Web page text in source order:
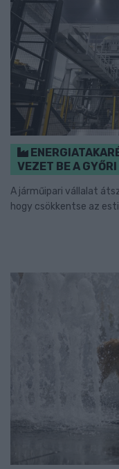
VEZET BE A
A járműipari vállalat
hogy csökkentse az